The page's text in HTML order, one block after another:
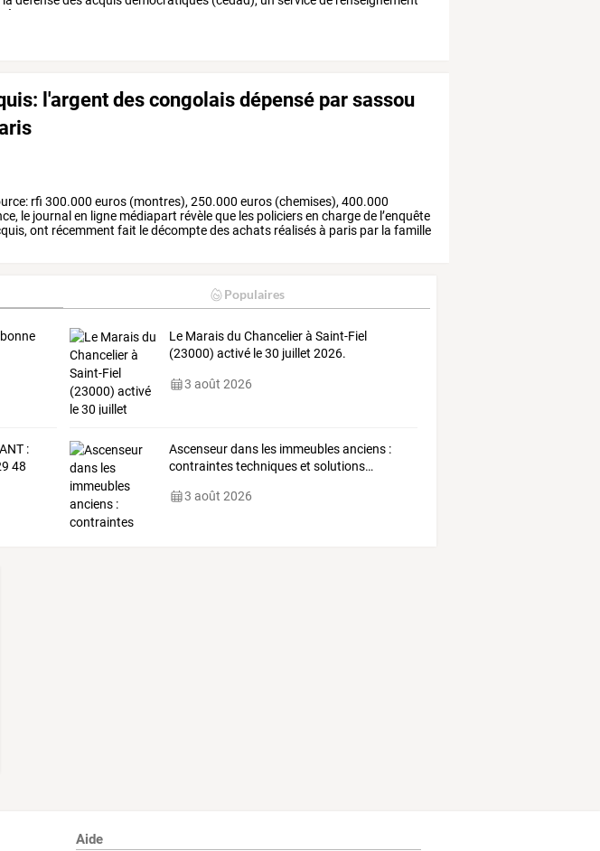
très
l'argent des congolais dépensé par sassou
rfi 300.000 euros (montres), 250.000 euros (chemises), 400.000
le journalen ligne médiapart révèleque les policiersen chargede l’enquête
ont récemment fait ledécomptedesachats réalisésà paris par la famille
Populaires
Le Maraisdu Chancelierà Saint-Fiel
(23000) activé le30 juillet 2026.
3 août 2026
:
48
Ascenseurdans les immeublesanciens :
contraintestechniqueset solutions…
3 août 2026
Aide